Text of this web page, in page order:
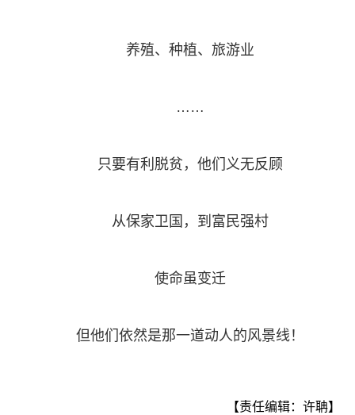
养殖、种植、旅游业
……
只要有利脱贫，他们义无反顾
从保家卫国，到富民强村
使命虽变迁
但他们依然是那一道动人的风景线！
【责任编辑：许聃】